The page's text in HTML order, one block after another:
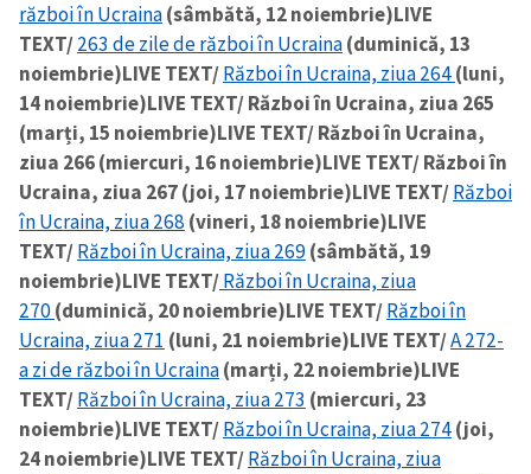
război în Ucraina(sâmbătă, 12 noiembrie)LIVE
TEXT/263 de zile de război în Ucraina(duminică, 13
noiembrie)LIVE TEXT/Război în Ucraina, ziua 264(luni,
14 noiembrie)LIVE TEXT/ Război în Ucraina, ziua 265
(marți, 15 noiembrie)LIVE TEXT/ Război în Ucraina,
ziua 266 (miercuri, 16 noiembrie)LIVE TEXT/ Război în
Ucraina, ziua 267 (joi, 17 noiembrie)LIVE TEXT/Război
în Ucraina, ziua 268 (vineri, 18 noiembrie)LIVE
TEXT/Război în Ucraina, ziua 269(sâmbătă, 19
noiembrie)LIVE TEXT/Război în Ucraina, ziua
270(duminică, 20 noiembrie)LIVE TEXT/Război în
Ucraina, ziua 271 (luni, 21 noiembrie)LIVE TEXT/A 272-
a zi de război în Ucraina(marți, 22 noiembrie)LIVE
TEXT/Război în Ucraina, ziua 273 (miercuri, 23
noiembrie)LIVE TEXT/Război în Ucraina, ziua 274(joi,
24 noiembrie)LIVE TEXT/Război în Ucraina, ziua